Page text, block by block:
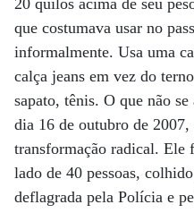
20 quilos acima de seu
que costumava usar no
informalmente. Usa uma
calça jeans em vez do
sapato, tênis. O que não
dia 16 de outubro de
transformação radical. Ele
lado de 40 pessoas,
deflagrada pela Polícia e